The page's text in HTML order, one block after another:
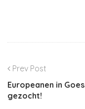
Prev Post
Europeanen in Goes
gezocht!